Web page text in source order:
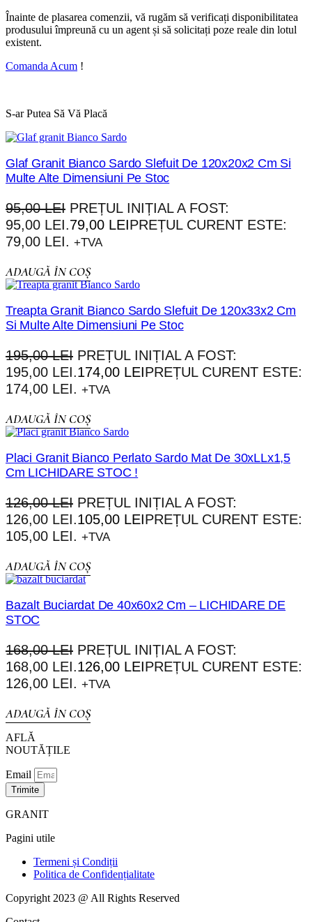
Înainte de plasarea comenzii, vă rugăm să verificați disponibilitatea
produsului împreună cu un agent și să solicitați poze reale din lotul
existent.
Comanda Acum !
S-ar Putea Să Vă Placă
Glaf Granit Bianco Sardo Slefuit De 120x20x2 Cm Si
Multe Alte Dimensiuni Pe Stoc
95,00LEI PREȚUL INIȚIAL A FOST:
95,00 LEI.79,00 LEIPREȚUL CURENT ESTE:
79,00 LEI. +TVA
ADAUGĂ ÎN COȘ
Treapta Granit Bianco Sardo Slefuit De 120x33x2 Cm
Si Multe Alte Dimensiuni Pe Stoc
195,00LEI PREȚUL INIȚIAL A FOST:
195,00 LEI.174,00 LEIPREȚUL CURENT ESTE:
174,00 LEI. +TVA
ADAUGĂ ÎN COȘ
Placi Granit Bianco Perlato Sardo Mat De 30xLLx1,5
Cm LICHIDARE STOC !
126,00LEI PREȚUL INIȚIAL A FOST:
126,00 LEI.105,00 LEIPREȚUL CURENT ESTE:
105,00 LEI. +TVA
ADAUGĂ ÎN COȘ
Bazalt Buciardat De 40x60x2 Cm – LICHIDARE DE
STOC
168,00LEI PREȚUL INIȚIAL A FOST:
168,00 LEI.126,00 LEIPREȚUL CURENT ESTE:
126,00 LEI. +TVA
ADAUGĂ ÎN COȘ
AFLĂ
NOUTĂȚILE
Email
Trimite
GRANIT
Pagini utile
Termeni și Condiții
Politica de Confidențialitate
Copyright 2023 @ All Rights Reserved